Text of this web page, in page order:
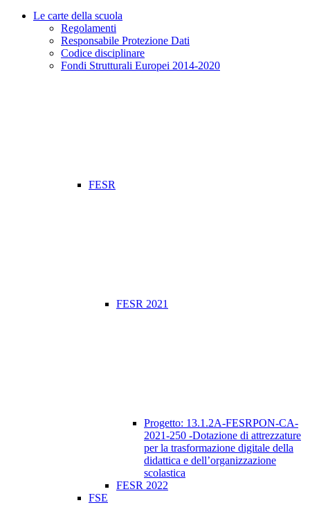
Le carte della scuola
Regolamenti
Responsabile Protezione Dati
Codice disciplinare
Fondi Strutturali Europei 2014-2020
FESR
FESR 2021
Progetto: 13.1.2A-FESRPON-CA-
2021-250 -Dotazione di attrezzature
per la trasformazione digitale della
didattica e dell’organizzazione
scolastica
FESR 2022
FSE